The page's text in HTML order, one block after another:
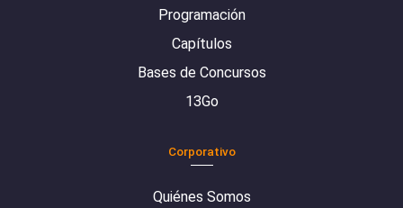
Programación
Capítulos
Bases de Concursos
13Go
Corporativo
Quiénes Somos